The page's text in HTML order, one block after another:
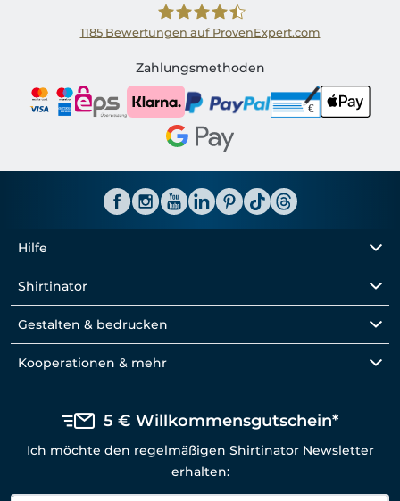
Shirtinator AT
1185Bewertungen auf ProvenExpert.com
Zahlungsmethoden
Hilfe
Shirtinator
Gestalten & bedrucken
Kooperationen & mehr
5 € Willkommensgutschein*
Ich möchte den regelmäßigen Shirtinator Newsletter
erhalten: